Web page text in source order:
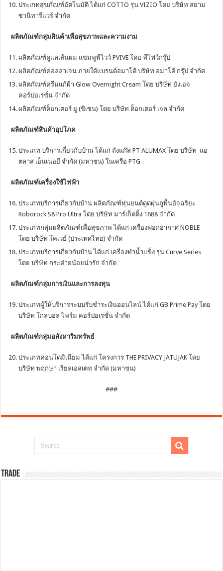
ประเกทสุขภัณฑ์อัตโนมัติ ได้แก่ COTTO รุ่น VIZIO โดย บริษัท สยาม
ซานิทารีแวร์ จำกัด
ผลิตภัณฑ์กลุ่มสินค้าเพื่อสุขภาพและความงาม
ผลิตภัณฑ์ดูแลเส้นผม แชมพูพีไวว์ PVIVE โดย พีไฟว์กรุ๊ป
ผลิตภัณฑ์คอลลาเจน ภายใต้แบรนด์อมาโด้ บริษัท อมาโด้ กรุ๊ป จำกัด
ผลิตภัณฑ์ครีมแก้ฝ้า Glow Overnight Cream โดย บริษัท ยังเอจ
คอร์ปอเรชั่น จำกัด
ผลิตภัณฑ์ด็อกเตอร์ ยู (ชิเซน) โดย บริษัท ด็อกเตอร์ เจล จำกัด
ผลิตภัณฑ์สินค้าอุปโภค
ประเภท บริการเกี่ยวกับบ้าน ได้แก่ ถังแก๊ส PT ALUMAX โดย บริษัท แอ
ตลาส เอ็นเนอยี จำกัด (มหาชน) ในเครือ PTG
ผลิตภัณฑ์เครื่องใช้ไฟฟ้า
ประเภทบริการเกี่ยวกับบ้าน ผลิตภัณฑ์หุ่นยนต์ดูดฝุ่นถูพื้นอัจฉริยะ
Roborock S8 Pro Ultra โดย บริษัท มาร์เก็ตติ้ง 1688 จำกัด
ประเภทกลุ่มผลิตภัณฑ์เพื่อสุขภาพ ได้แก่ เครื่องฟอกอากาศ NOBLE
โดย บริษัท โคเวย์ (ประเทศไทย) จำกัด
ประเภทบริการเกี่ยวกับบ้าน ได้แก่ เครื่องทำน้ำแข็ง รุ่น Curve Series
โดย บริษัท กระต่ายน้อยน่ารัก จำกัด
ผลิตภัณฑ์กลุ่มการเงินและการลงทุน
ประเภทผู้ให้บริการระบบรับชำระเงินออนไลน์ ได้แก่ GB Prime Pay โดย
บริษัท โกลบอล ไพร์ม คอร์ปอเรชั่น จำกัด
ผลิตภัณฑ์กลุ่มอสังหาริมทรัพย์
ประเภทคอนโดมิเนียม ได้แก่ โครงการ THE PRIVACY JATUJAK โดย
บริษัท พฤกษา เรียลเอสเตท จำกัด (มหาชน)
###
TRADE